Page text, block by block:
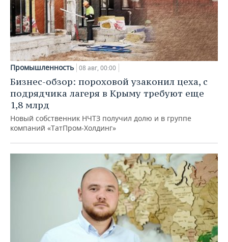
Промышленность 08 авг, 00:00
Бизнес-обзор: пороховой узаконил цеха, с
подрядчика лагеря в Крыму требуют еще
1,8 млрд
Новый собственник НЧТЗ получил долю и в группе
компаний «ТатПром-Холдинг»